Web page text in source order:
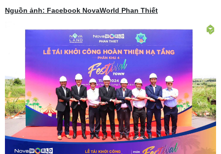
Nguồn ảnh: Facebook NovaWorld Phan Thiết